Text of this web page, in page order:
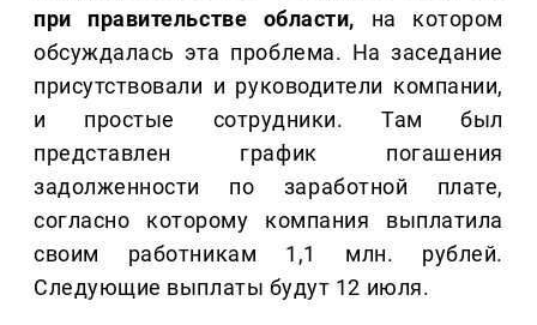
при правительстве области, на котором
обсуждалась эта проблема. На заседание
присутствовали и руководители компании,
и простые сотрудники. Там был
представлен график погашения
задолженности по заработной плате,
согласно которому компания выплатила
своим работникам 1,1 млн. рублей.
Следующие выплаты будут 12 июля.